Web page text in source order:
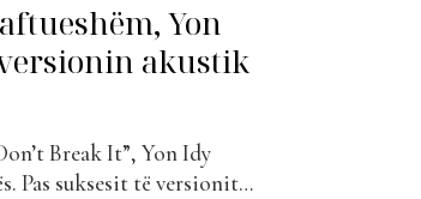
Yon
akustik
Break It”, Yon Idy
Pas suksesit të versionit